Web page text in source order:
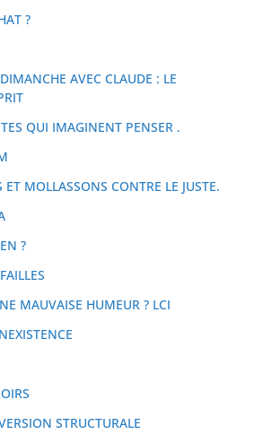
?
AVEC CLAUDE : LE
QUI IMAGINENT PENSER .
MOLLASSONS CONTRE LE JUSTE.
?
MAUVAISE HUMEUR ? LCI
STRUCTURALE